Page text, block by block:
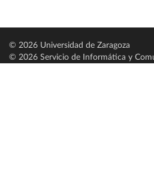
© 2026 Universidad de Zaragoza
© 2026 Servicio de Informática y